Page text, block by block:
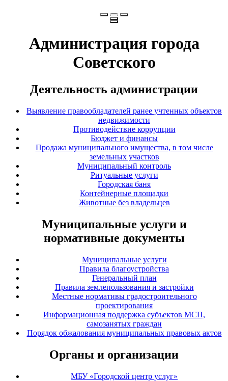
Администрация города
Советского
Деятельность администрации
Выявление правообладателей ранее учтенных объектов
недвижимости
Противодействие коррупции
Бюджет и финансы
Продажа муниципального имущества, в том числе
земельных участков
Муниципальный контроль
Ритуальные услуги
Городская баня
Контейнерные площадки
Животные без владельцев
Муниципальные услуги и
нормативные документы
Муниципальные услуги
Правила благоустройства
Генеральный план
Правила землепользования и застройки
Местные нормативы градостроительного
проектирования
Информационная поддержка субъектов МСП,
самозанятых граждан
Порядок обжалования муниципальных правовых актов
Органы и организации
МБУ «Городской центр услуг»